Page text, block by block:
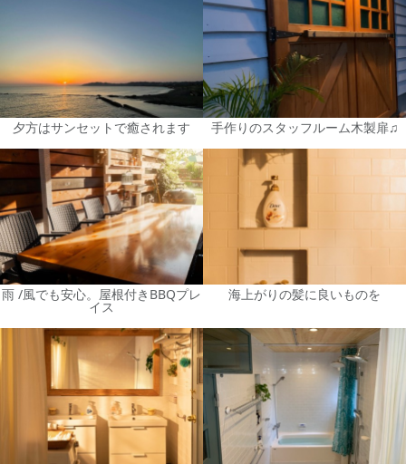
夕方はサンセットで癒されます 手作りのスタッフルーム木製扉♫
雨 /風でも安心。屋根付きBBQプレ
イス
海上がりの髪に良いものを